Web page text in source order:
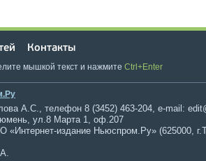
Контакты
мышкой текст и нажмите Ctrl+Enter
А.С., телефон 8 (3452) 463-204, e-mail:
ул.8 Марта 1, оф.207
«Интернет-издание Ньюспром.Ру» (625000,